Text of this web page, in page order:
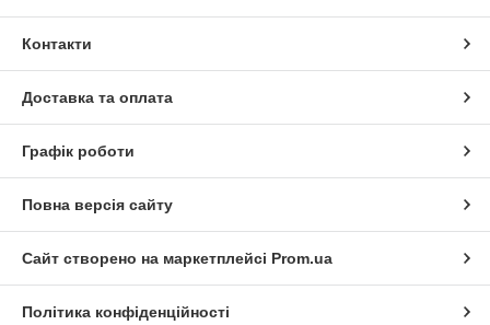
Контакти
Доставка та оплата
Графік роботи
Повна версія сайту
Сайт створено на маркетплейсі Prom.ua
Політика конфіденційності